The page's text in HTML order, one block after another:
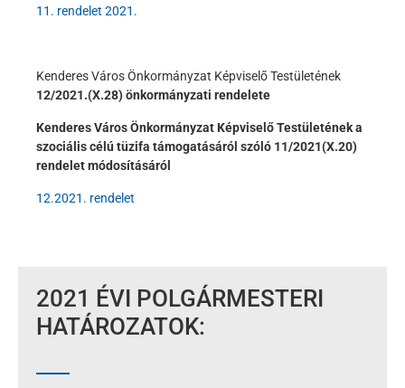
11. rendelet 2021.
Kenderes Város Önkormányzat Képviselő Testületének
12/2021.(X.28) önkormányzati rendelete
Kenderes Város Önkormányzat Képviselő Testületének a
szociális célú tüzifa támogatásáról szóló 11/2021(X.20)
rendelet módosításáról
12.2021. rendelet
2021 ÉVI POLGÁRMESTERI
HATÁROZATOK: